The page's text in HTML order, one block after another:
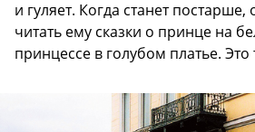
и гуляет. Когда станет постарше,
читать ему сказки о принце на
принцессе в голубом платье. Это